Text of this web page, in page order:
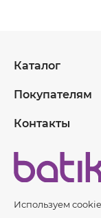
Используем
Каталог
Покупателям
Контакты